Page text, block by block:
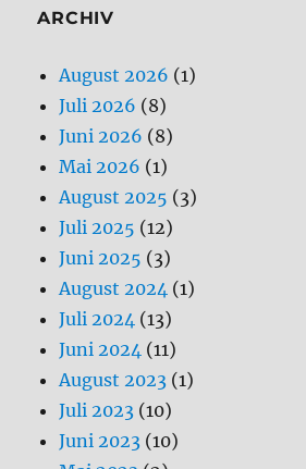
ARCHIV
August 2026 (1)
Juli 2026 (8)
Juni 2026 (8)
Mai 2026 (1)
August 2025 (3)
Juli 2025 (12)
Juni 2025 (3)
August 2024 (1)
Juli 2024 (13)
Juni 2024 (11)
August 2023 (1)
Juli 2023 (10)
Juni 2023 (10)